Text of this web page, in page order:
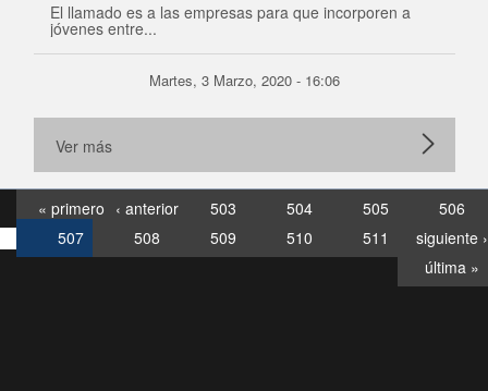
El llamado es a las empresas para que incorporen a
jóvenes entre...
Martes, 3 Marzo, 2020 - 16:06
Ver más
« primero ‹ anterior 503 504 505
506
507
508 509 510 511
siguiente ›
última »